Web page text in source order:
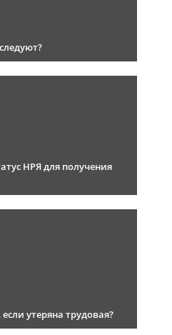
НРЯ для получения
утеряна трудовая?